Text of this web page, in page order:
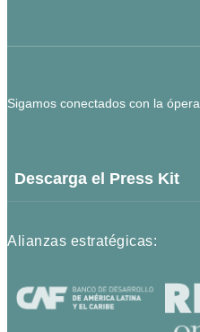
Sigamos conectados con la ópera
Descarga el Press Kit
Alianzas estratégicas: